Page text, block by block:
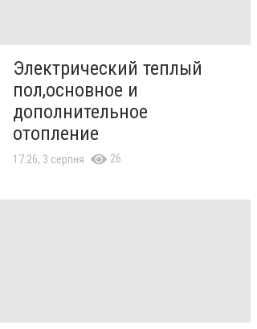
Электрический теплый
пол,основное и
дополнительное
отопление
17:26, 3 серпня 26